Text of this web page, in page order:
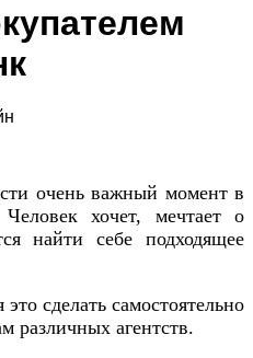
очень важный момент в
хочет, мечтает о
найти себе подходящее
это сделать самостоятельно
различных агентств.